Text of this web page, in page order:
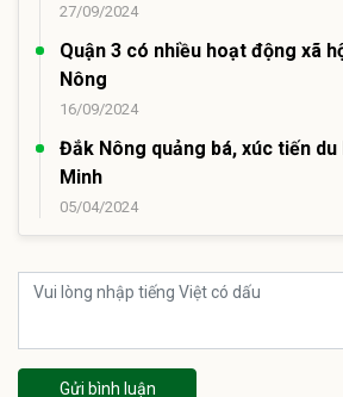
27/09/2024
Quận 3 có nhiều hoạt động xã
Nông
16/09/2024
Đắk Nông quảng bá, xúc tiến du
Minh
05/04/2024
Gửi bình luận